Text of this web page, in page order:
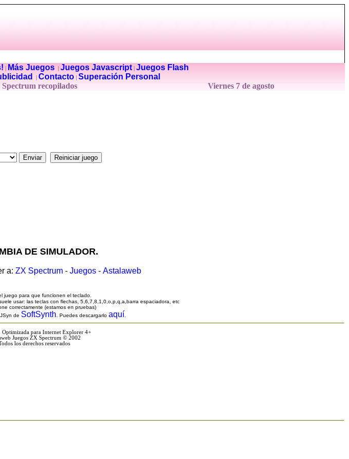
Más Juegos| Juegos Javascript| Juegos Flash
Contacto Superación Personal
recopilados Viernes 7 de agosto
DE SIMULADOR.
a: ZX Spectrum - Juegos - Astalaweb
juego para que funcionen el teclado.
usar: las teclas con flechas, 5,6,7,8,1,0,o,p,q,a,barra espaciadora, etc
correctamente (estamos en pruebas)
de SoftSynth . Puedes descargarlo aquí
para Internet Explorer 4+
Juegos ZX Spectrum © 2002
los derechos reservados